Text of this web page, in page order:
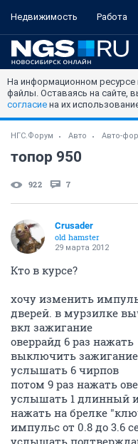
Недвижимость Работа
На информационном
файлы. Оставаясь на сайте,
согласие на их
НГС.Форум Авто Авто-
топор 950
922 7
Crusader
old hamster
29 марта 2012
Кто в курсе?
хочу изменить
дверей. в мурзилке
вкл зажигание
оверрайд 6 раз нажать
выключить зажигание
услышать 6 чирпов
потом 9 раз нажать
услышать 1 длинный
нажать на брелке
импульс от 0.8 до 3.6
услышать